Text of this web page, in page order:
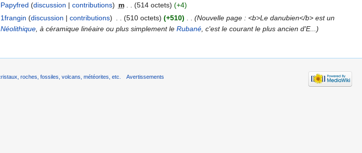
Papyfred (discussion | contributions) m . . (514 octets) (+4)
1frangin (discussion | contributions) (510 octets) (+510)
(Nouvelle page : <b>Le danubien</b> est un
Néolithique , à céramique linéaire ou plus simplement leRubané , c'est le courant le plus ancien d'E...)
roches, fossiles, volcans, météorites, etc. Avertissements